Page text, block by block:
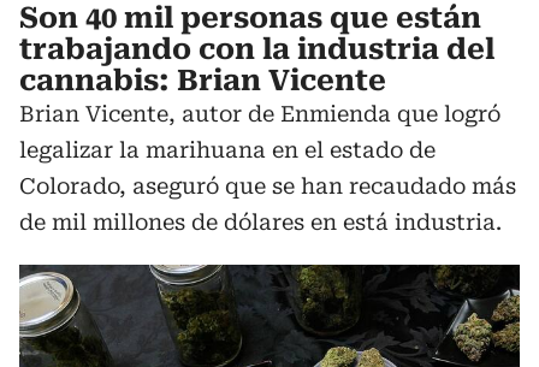
Son 40 mil personas que están
trabajando con la industria del
cannabis: Brian Vicente
Brian Vicente, autor de Enmienda que logró
legalizar la marihuana en el estado de
Colorado, aseguró que se han recaudado más
de mil millones de dólares en está industria.